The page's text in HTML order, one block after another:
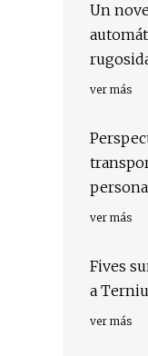
Un
ver más
los
ver más
Fives
a
ver más